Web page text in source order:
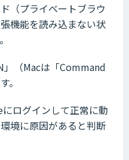
（プライベートブラウ
機能を読み込まない状
（Macは「Command
。
ログインして正常に動
境に原因があると判断